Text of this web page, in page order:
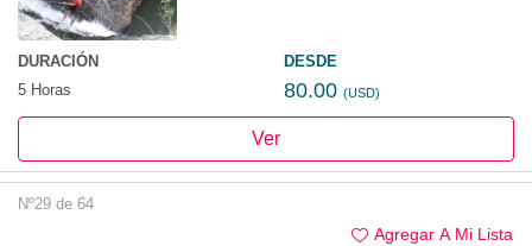
DURACIÓN
5 Horas
DESDE
80.00 (USD)
Ver
Nº29 de 64
Agregar A Mi Lista